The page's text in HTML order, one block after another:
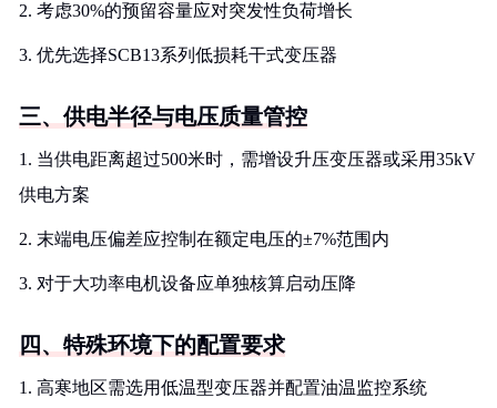
2. 考虑30%的预留容量应对突发性负荷增长
3. 优先选择SCB13系列低损耗干式变压器
三、供电半径与电压质量管控
1. 当供电距离超过500米时，需增设升压变压器或采用35kV
供电方案
2. 末端电压偏差应控制在额定电压的±7%范围内
3. 对于大功率电机设备应单独核算启动压降
四、特殊环境下的配置要求
1. 高寒地区需选用低温型变压器并配置油温监控系统